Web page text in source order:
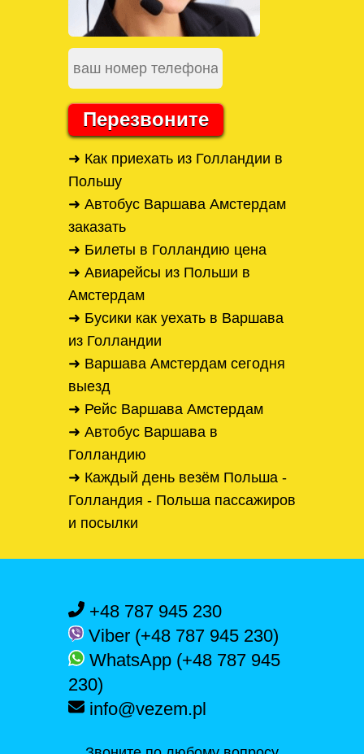
Перезвоните
➜ Как приехать из Голландии в
Польшу
➜ Автобус Варшава Амстердам
заказать
➜ Билеты в Голландию цена
➜ Авиарейсы из Польши в
Амстердам
➜ Бусики как уехать в Варшава
из Голландии
➜ Варшава Амстердам сегодня
выезд
➜ Рейс Варшава Амстердам
➜ Автобус Варшава в
Голландию
➜ Каждый день везём Польша -
Голландия - Польша пассажиров
и посылки
+48 787 945 230
Viber (+48 787 945 230)
WhatsApp (+48 787 945
230)
info@vezem.pl